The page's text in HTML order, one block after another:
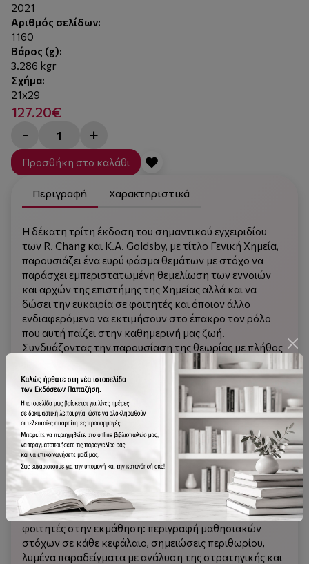
2021
Αριθμός σελίδων:
1160
Βάρος (g):
3.286 kgr
Σχήμα:
21x29
127.20€
- +
Προσθήκη στο καλάθι
Περιγραφή Χαρακτηριστικά
Η δέκατη τρίτη έκδοση του σημαντικού εγχειριδίου
των R. Chang και K.A. Goldsby, με τίτλο Γενική Χημεία,
παρουσιάζει ένα ευρύ φάσμα θεμάτων με στόχο να
παράσχει εμπεριστατωμένη θεμελίωση των εννοιών
και αρχών της επιστήμης της Χημείας αλλά και να
δώσει την ευκαιρία σε φοιτητές και όποιον άλλο
ενδιαφερόμενο να εκτιμήσουν στο έπακρο τον ρόλο
που αυτή παίζει στην καθημερινή μας ζωή.
Συνδυάζοντας την παρουσίαση της θεωρίας με πλήθος
εφαρμόσιμων παραδειγμάτων, ερωτήσεις
ανασκόπησης εννοιών και δεδομένων και προβλήματα,
οι συγγραφείς έχουν επιτύχει να προσφέρουν σε ένα
εγχειρίδιο τις βασικές αρχές της Φυσικοχημείας και της
Ανόργανης Χημείας, εκτεινόμενοι και στους κλάδους
της Αναλυτικής, της Οργανικής και της Πυρηνικής
Χημείας.
Ο τόμος περιλαμβάνει γραφήματα, πίνακες και
σχήματα, καθώς και διαγράμματα ροής και
φωτογραφίες. Επικεντρώνεται δε περαιτέρω στην
παροχή όλων των εργαλείων που συνδράμουν τους
φοιτητές στην εκμάθηση: περιγραφή μαθησιακών
στόχων σε κάθε κεφάλαιο, σημειώσεις περιθωρίου,
λυμένα παραδείγματα με ανάλυση της στρατηγικής και